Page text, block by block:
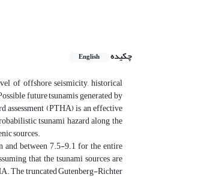
چکیده
English
of offshore seismicity, historical
future tsunamis generated by
assessment (PTHA) is an effective
tsunami hazard along the
sources.
and between 7.5-9.1 for the entire
that the tsunami sources are
The truncated Gutenberg-Richter